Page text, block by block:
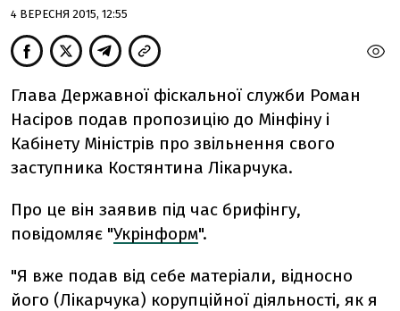
4 ВЕРЕСНЯ 2015, 12:55
Глава Державної фіскальної служби Роман
Насіров подав пропозицію до Мінфіну і
Кабінету Міністрів про звільнення свого
заступника Костянтина Лікарчука.
Про це він заявив під час брифінгу,
повідомляє "Укрінформ".
"Я вже подав від себе матеріали, відносно
його (Лікарчука) корупційної діяльності, як я